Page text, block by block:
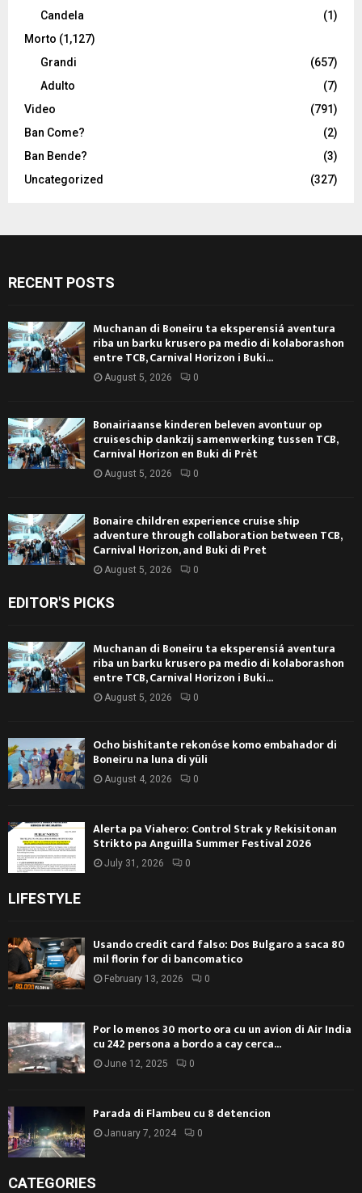
Candela
(1)
Morto (1,127)
Grandi
(657)
Adulto
(7)
Video
(791)
Ban Come?
(2)
Ban Bende?
(3)
Uncategorized
(327)
RECENT POSTS
Muchanan di Boneiru ta eksperensiá aventura
riba un barku krusero pa medio di kolaborashon
entre TCB, Carnival Horizon i Buki...
August 5, 2026 0
Bonairiaanse kinderen beleven avontuur op
cruiseschip dankzij samenwerking tussen TCB,
Carnival Horizon en Buki di Prèt
August 5, 2026 0
Bonaire children experience cruise ship
adventure through collaboration between TCB,
Carnival Horizon, and Buki di Pret
August 5, 2026 0
EDITOR'S PICKS
Muchanan di Boneiru ta eksperensiá aventura
riba un barku krusero pa medio di kolaborashon
entre TCB, Carnival Horizon i Buki...
August 5, 2026 0
Ocho bishitante rekonóse komo embahador di
Boneiru na luna di yüli
August 4, 2026 0
Alerta pa Viahero: Control Strak y Rekisitonan
Strikto pa Anguilla Summer Festival 2026
July 31, 2026 0
LIFESTYLE
Usando credit card falso: Dos Bulgaro a saca 80
mil florin for di bancomatico
February 13, 2026 0
Por lo menos 30 morto ora cu un avion di Air India
cu 242 persona a bordo a cay cerca...
June 12, 2025 0
Parada di Flambeu cu 8 detencion
January 7, 2024 0
CATEGORIES